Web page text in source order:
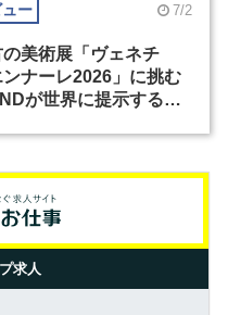
ー 7/2
美術展「ヴェネチ
ナーレ2026」に挑む
が世界に提示する美
求人